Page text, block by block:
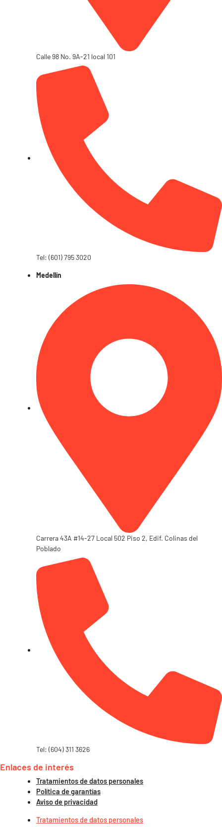
Calle 98 No. 9A-21 local 101
Tel: (601) 795 3020
Medellín
Carrera 43A #14-27 Local 502 Piso 2, Edif. Colinas del
Poblado
Tel: (604) 311 3626
Enlaces de interés
Tratamientos de datos personales
Política de garantías
Aviso de privacidad
Tratamientos de datos personales